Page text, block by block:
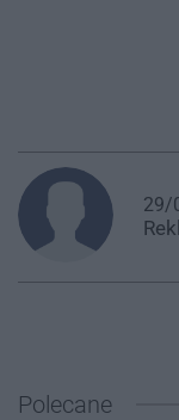
29/
Polecane